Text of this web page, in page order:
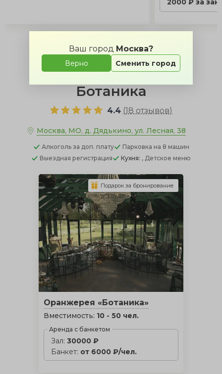
Ваш город Москва?
Верно Сменить город
2000 ₽ за
Заявка
Ботаника
4.4 (18 отзывов)
Москва, МО, д. Дядькино, ул. Лесная, 38
Алкоголь за доп. плату Парковка на 8 машин
Выездная регистрация
Кухня: , Детское меню
Оранжерея «Ботаника»
Вместимость: 10 - 50 чел.
Аренда с банкетом
Зал: 30000 ₽
Банкет: от 6000 ₽/чел.
Подарок за бронирование